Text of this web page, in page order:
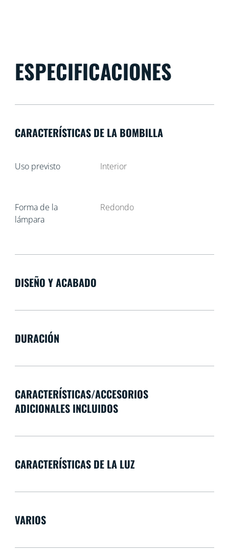
ESPECIFICACIONES
CARACTERÍSTICAS DE LA BOMBILLA
Uso previsto Interior
Forma de la
lámpara
Redondo
DISEÑO Y ACABADO
DURACIÓN
CARACTERÍSTICAS/ACCESORIOS
ADICIONALES INCLUIDOS
CARACTERÍSTICAS DE LA LUZ
VARIOS